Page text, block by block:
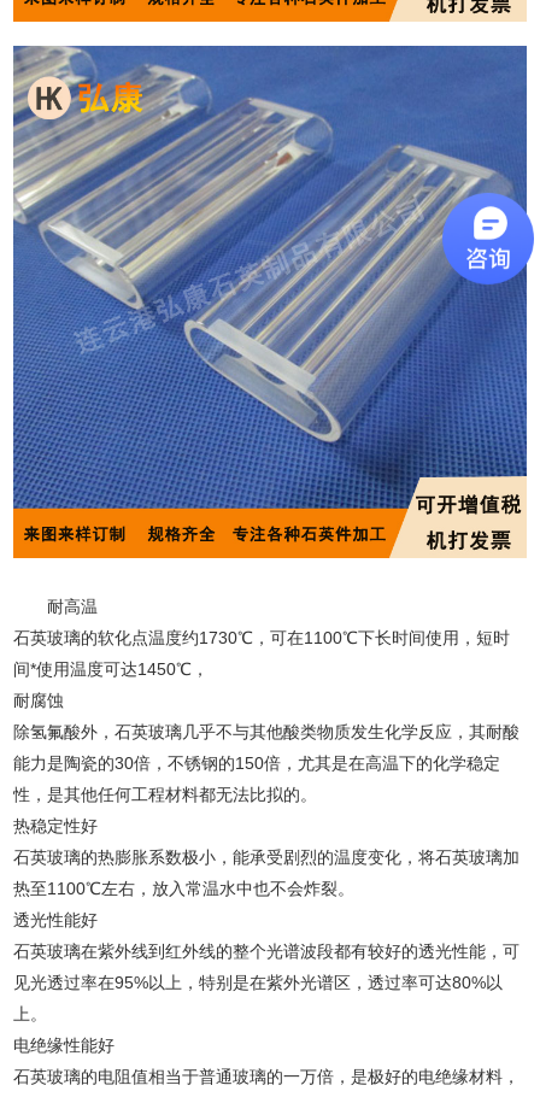
耐高温
石英玻璃的软化点温度约1730℃，可在1100℃下长时间使用，短时
间*使用温度可达1450℃，
耐腐蚀
除氢氟酸外，石英玻璃几乎不与其他酸类物质发生化学反应，其耐酸
能力是陶瓷的30倍，不锈钢的150倍，尤其是在高温下的化学稳定
性，是其他任何工程材料都无法比拟的。
热稳定性好
石英玻璃的热膨胀系数极小，能承受剧烈的温度变化，将石英玻璃加
热至1100℃左右，放入常温水中也不会炸裂。
透光性能好
石英玻璃在紫外线到红外线的整个光谱波段都有较好的透光性能，可
见光透过率在95%以上，特别是在紫外光谱区，透过率可达80%以
上。
电绝缘性能好
石英玻璃的电阻值相当于普通玻璃的一万倍，是极好的电绝缘材料，